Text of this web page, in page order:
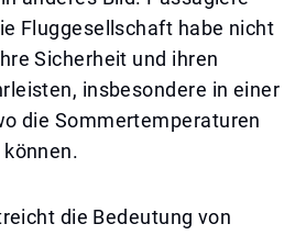
Fluggesellschaft habe nicht
Sicherheit und ihren
insbesondere in einer
die Sommertemperaturen
können.
die Bedeutung von